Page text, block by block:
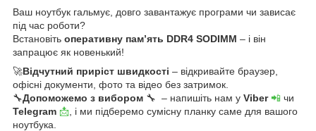
Ваш ноутбук гальмує, довго завантажує програми чи зависає
під час роботи?
Встановіть оперативну пам’ять DDR4 SODIMM – і він
запрацює як новенький!
🚀Відчутний приріст швидкості – відкривайте браузер,
офісні документи, фото та відео без затримок.
🔧Допоможемо з вибором 🔧 – напишіть нам у Viber📲 чи
Telegram 📩 , і ми підберемо сумісну планку саме для вашого
ноутбука.